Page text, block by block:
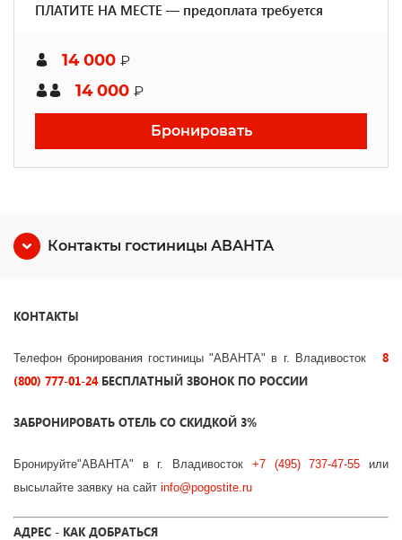
ПЛАТИТЕ НА МЕСТЕ — предоплата требуется
14 000 ₽
14 000 ₽
Бронировать
Контакты гостиницы АВАНТА
КОНТАКТЫ
Телефон бронирования гостиницы "АВАНТА" в г. Владивосток
8
(800) 777-01-24БЕСПЛАТНЫЙ ЗВОНОК ПО РОССИИ
ЗАБРОНИРОВАТЬ ОТЕЛЬ СО СКИДКОЙ 3%
Бронируйте"АВАНТА" в г. Владивосток +7 (495) 737-47-55 или
высылайте заявку на сайт info@pogostite.ru
АДРЕС - КАК ДОБРАТЬСЯ